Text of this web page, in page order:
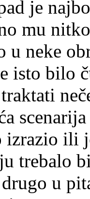
je
mu
u neke
isto bilo
izrazio ili
trebalo
u